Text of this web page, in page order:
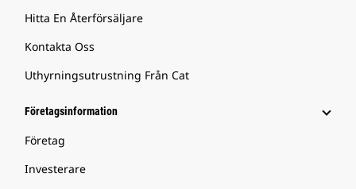
Hitta En Återförsäljare
Kontakta Oss
Uthyrningsutrustning Från Cat
Företagsinformation
Företag
Investerare